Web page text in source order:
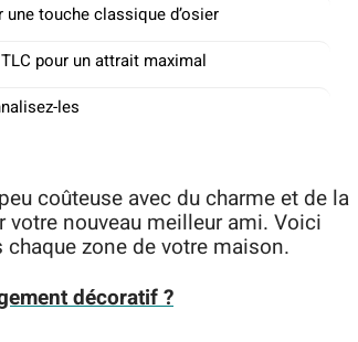
une touche classique d’osier
pour un attrait maximal
les
coûteuse avec du charme et de la
votre nouveau meilleur ami. Voici
zone de votre maison.
décoratif ?